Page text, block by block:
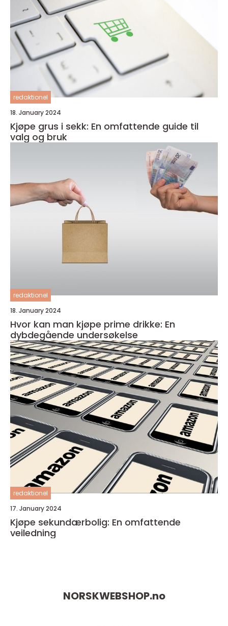
redaktionel
18. January 2024
Kjøpe grus i sekk: En omfattende guide til
valg og bruk
redaktionel
18. January 2024
Hvor kan man kjøpe prime drikke: En
dybdegående undersøkelse
redaktionel
17. January 2024
Kjøpe sekundærbolig: En omfattende
veiledning
NORSKWEBSHOP.no